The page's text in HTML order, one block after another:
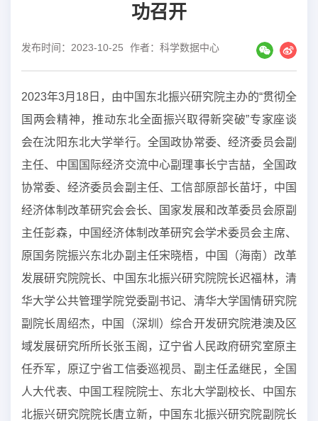
功召开
发布时间：2023-10-25 作者：科学数据中心
2023年3月18日，由中国东北振兴研究院主办的“贯彻全
国两会精神，推动东北全面振兴取得新突破”专家座谈
会在沈阳东北大学举行。全国政协常委、经济委员会副
主任、中国国际经济交流中心副理事长宁吉喆，全国政
协常委、经济委员会副主任、工信部原部长苗圩，中国
经济体制改革研究会会长、国家发展和改革委员会原副
主任彭森，中国经济体制改革研究会学术委员会主席、
原国务院振兴东北办副主任宋晓梧，中国（海南）改革
发展研究院院长、中国东北振兴研究院院长迟福林，清
华大学公共管理学院党委副书记、清华大学国情研究院
副院长周绍杰，中国（深圳）综合开发研究院港澳及区
域发展研究所所长张玉阁，辽宁省人民政府研究室原主
任乔军，原辽宁省工信委巡视员、副主任孟继民，全国
人大代表、中国工程院院士、东北大学副校长、中国东
北振兴研究院院长唐立新，中国东北振兴研究院副院长